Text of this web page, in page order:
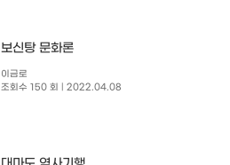
보신탕 문화론
이금로
조회수 150 회
| 2022.04.08